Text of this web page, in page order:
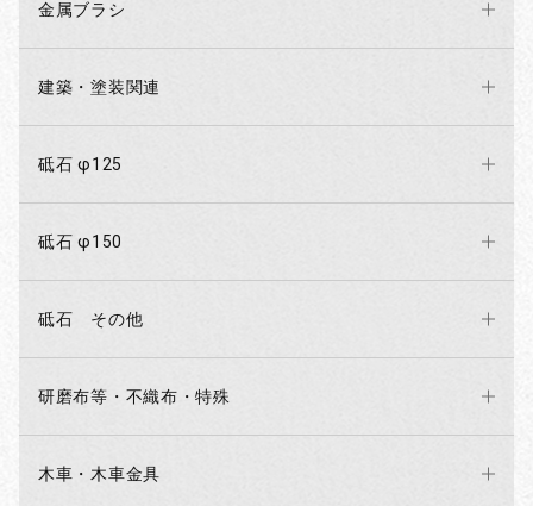
金属ブラシ
建築・塗装関連
砥石 φ125
砥石 φ150
砥石 その他
研磨布等・不織布・特殊
木車・木車金具